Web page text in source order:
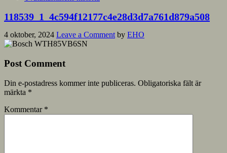
118539_1_4c594f12177c4e28d3d7a761d879a508
4 oktober, 2024 Leave a Comment by EHO
Post Comment
Din e-postadress kommer inte publiceras. Obligatoriska fält är
märkta *
Kommentar *